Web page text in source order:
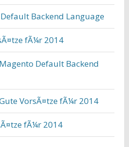
Backend Language
fÃ¼r 2014
Magento Default Backend
VorsÃ¤tze fÃ¼r 2014
fÃ¼r 2014